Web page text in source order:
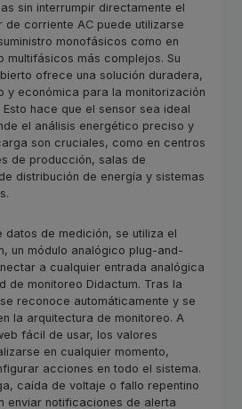
sin interrumpir directamente el
de corriente AC puede utilizarse
monofásicos como en
multifásicos más complejos. Su
ofrece una solución duradera,
y económica para la monitorización
hace que el sensor sea ideal
el análisis energético preciso y
son cruciales, como en centros
de producción, salas de
distribución de energía y sistemas
datos de medición, se utiliza el
un módulo analógico plug-and-
a cualquier entrada analógica
de monitoreo Didactum. Tras la
reconoce automáticamente y se
la arquitectura de monitoreo. A
fácil de usar, los valores
en cualquier momento,
acciones en todo el sistema.
caída de voltaje o fallo repentino
enviar notificaciones de alerta